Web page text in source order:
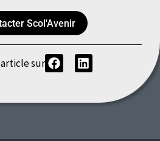
Scol'Avenir
sur